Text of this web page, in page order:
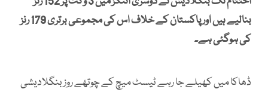
بنالیے ہیں اور پاکستان کے خلاف اس کی مجموعی برتری 179 رنز
کی ہوگئی ہے۔
ڈھاکا میں کھیلے جا رہے ٹیسٹ میچ کے چوتھے روز بنگلادیشی